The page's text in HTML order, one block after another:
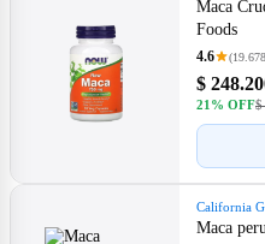
Maca
Foods
4.6
$
21% OFF$
California
Maca